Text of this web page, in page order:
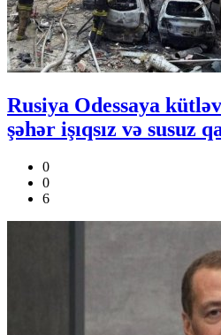
Rusiya Odessaya
şəhər işıqsız və susuz
0
0
6